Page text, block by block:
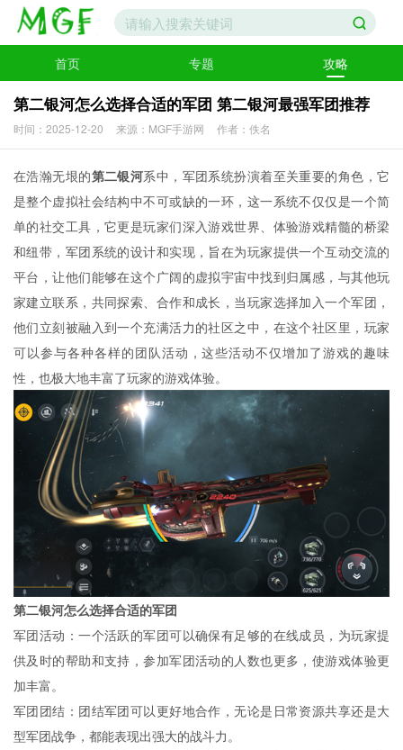
首页 专题 攻略
第二银河怎么选择合适的军团 第二银河最强军团推荐
时间：2025-12-20 来源：MGF手游网 作者：佚名
在浩瀚无垠的第二银河系中，军团系统扮演着至关重要的角色，它
是整个虚拟社会结构中不可或缺的一环，这一系统不仅仅是一个简
单的社交工具，它更是玩家们深入游戏世界、体验游戏精髓的桥梁
和纽带，军团系统的设计和实现，旨在为玩家提供一个互动交流的
平台，让他们能够在这个广阔的虚拟宇宙中找到归属感，与其他玩
家建立联系，共同探索、合作和成长，当玩家选择加入一个军团，
他们立刻被融入到一个充满活力的社区之中，在这个社区里，玩家
可以参与各种各样的团队活动，这些活动不仅增加了游戏的趣味
性，也极大地丰富了玩家的游戏体验。
第二银河怎么选择合适的军团
军团活动：一个活跃的军团可以确保有足够的在线成员，为玩家提
供及时的帮助和支持，参加军团活动的人数也更多，使游戏体验更
加丰富。
军团团结：团结军团可以更好地合作，无论是日常资源共享还是大
型军团战争，都能表现出强大的战斗力。